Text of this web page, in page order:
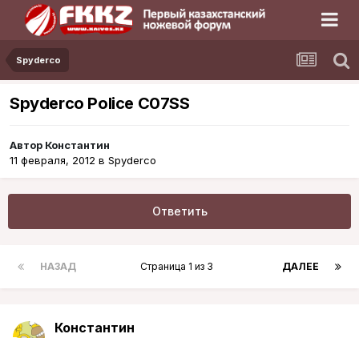
Spyderco
Spyderco Police C07SS
Автор Константин
11 февраля, 2012 в Spyderco
Ответить
НАЗАД ДАЛЕЕ
Страница 1 из 3
Константин